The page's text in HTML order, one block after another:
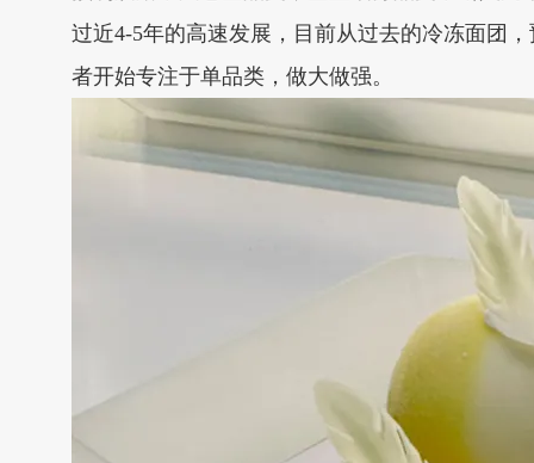
过近4-5年的高速发展，目前从过去的冷冻面团
者开始专注于单品类，做大做强。